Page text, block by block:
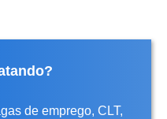
de emprego, CLT,